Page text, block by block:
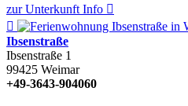
zur Unterkunft Info 

Ibsenstraße
Ibsenstraße 1
99425 Weimar
+49-3643-904060